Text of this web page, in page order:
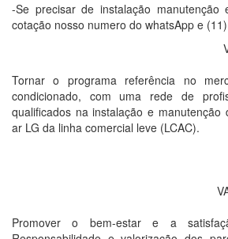
-Se precisar de instalação manutenção
cotação nosso numero do whatsApp e
Tornar o programa referência no
condicionado, com uma rede de
qualificados na instalação e manutenção
ar LG da linha comercial leve (LCAC).
Promover o bem-estar e a